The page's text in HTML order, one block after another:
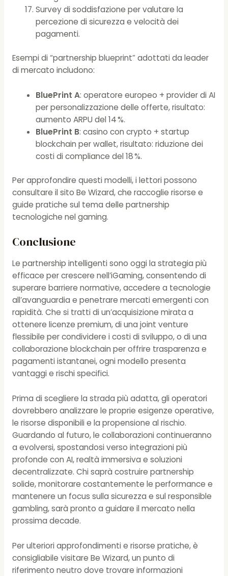
Survey di soddisfazione per valutare la
percezione di sicurezza e velocità dei
pagamenti.
Esempi di “partnership blueprint” adottati da leader
di mercato includono:
BluePrint A: operatore europeo + provider di AI
per personalizzazione delle offerte, risultato:
aumento ARPU del 14 %.
BluePrint B: casino con crypto + startup
blockchain per wallet, risultato: riduzione dei
costi di compliance del 18 %.
Per approfondire questi modelli, i lettori possono
consultare il sito Be Wizard, che raccoglie risorse e
guide pratiche sul tema delle partnership
tecnologiche nel gaming.
Conclusione
Le partnership intelligenti sono oggi la strategia più
efficace per crescere nell’iGaming, consentendo di
superare barriere normative, accedere a tecnologie
all’avanguardia e penetrare mercati emergenti con
rapidità. Che si tratti di un’acquisizione mirata a
ottenere licenze premium, di una joint venture
flessibile per condividere i costi di sviluppo, o di una
collaborazione blockchain per offrire trasparenza e
pagamenti istantanei, ogni modello presenta
vantaggi e rischi specifici.
Prima di scegliere la strada più adatta, gli operatori
dovrebbero analizzare le proprie esigenze operative,
le risorse disponibili e la propensione al rischio.
Guardando al futuro, le collaborazioni continueranno
a evolversi, spostandosi verso integrazioni più
profonde con AI, realtà immersiva e soluzioni
decentralizzate. Chi saprà costruire partnership
solide, monitorare costantemente le performance e
mantenere un focus sulla sicurezza e sul responsible
gambling, sarà pronto a guidare il mercato nella
prossima decade.
Per ulteriori approfondimenti e risorse pratiche, è
consigliabile visitare Be Wizard, un punto di
riferimento neutro dove trovare informazioni